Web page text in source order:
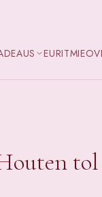
EURITMIE